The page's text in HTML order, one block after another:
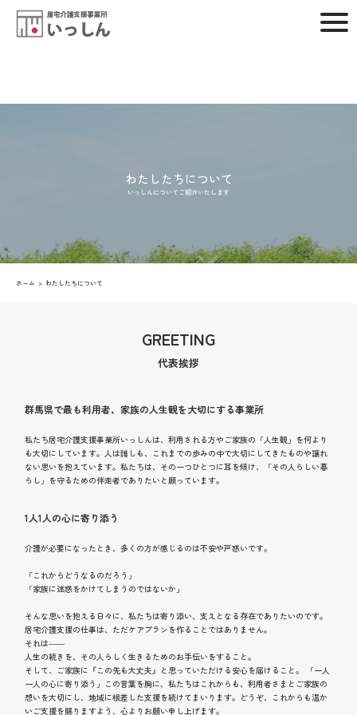
わたしたちについて
いっしんについてご紹介いたします
ホーム わたしたちについて
GREETING
代表挨拶
群馬県で最も利用者、家族の人生観を大切にする事業所
私たち居宅介護支援事業所いっしんは、利用される方やご家族の「人生観」を何より
も大切にしています。人は誰しも、これまでの歩みの中で大切にしてきたものや譲れ
ない思いを抱えています。私たちは、その一つひとつに耳を傾け、「その人らしい暮
らし」を守るための伴走者でありたいと願っています。
1人1人の心に寄り添う
介護が必要になったとき、多くの方が感じるのは不安や戸惑いです。
「これからどうなるのだろう」
「家族に迷惑をかけてしまうのではないか」
そんな思いを抱える日々に、私たちは寄り添い、支えとなる存在でありたいのです。
居宅介護支援の仕事は、ただケアプランを作ることではありません。
それは――
人生の続きを、その人らしく生きるためのお手伝いをすること。
そして、ご家族に『この先も大丈夫』と思っていただける安心を届けること。 「一人
一人の心に寄り添う」この言葉を胸に、私たちはこれからも、利用者さまとご家族の
想いを大切にし、地域に根差した支援を続けてまいります。どうぞ、これからも温か
いご支援を賜りますよう、心よりお願い申し上げます。